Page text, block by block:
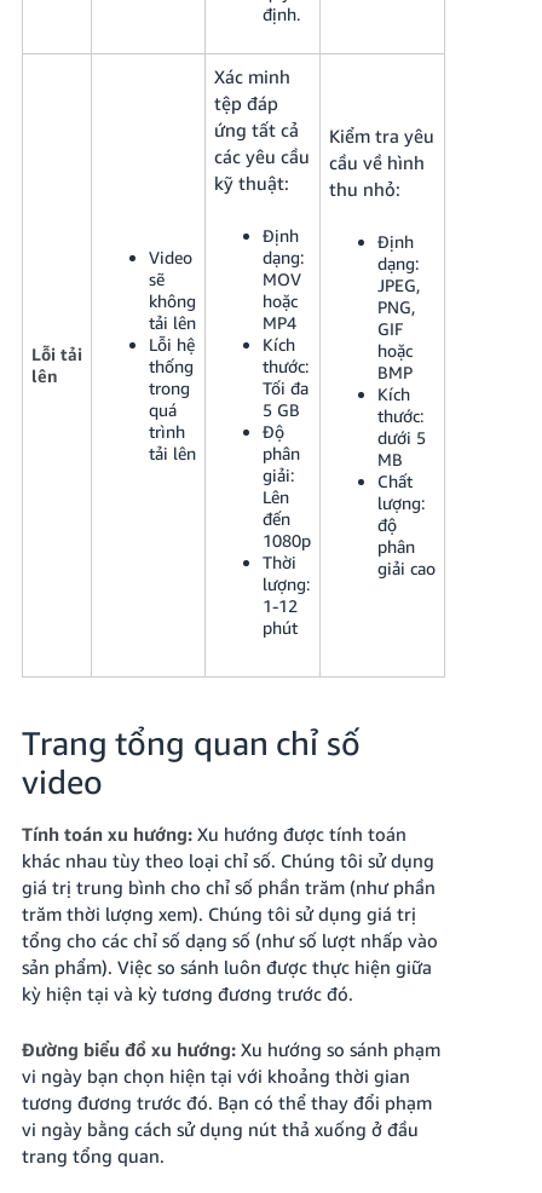
định.
Lỗi tải
lên
Video
sẽ
không
tải lên
Lỗi hệ
thống
trong
quá
trình
tải lên
Xác minh
tệp đáp
ứng tất cả
các yêu cầu
kỹ thuật:
Định
dạng:
MOV
hoặc
MP4
Kích
thước:
Tối đa
5 GB
Độ
phân
giải:
Lên
đến
1080p
Thời
lượng:
1-12
phút
Kiểm tra yêu
cầu về hình
thu nhỏ:
Định
dạng:
JPEG,
PNG,
GIF
hoặc
BMP
Kích
thước:
dưới 5
MB
Chất
lượng:
độ
phân
giải cao
Trang tổng quan chỉ số
video
Tính toán xu hướng:Xu hướng được tính toán
khác nhau tùy theo loại chỉ số. Chúng tôi sử dụng
giá trị trung bình cho chỉ số phần trăm (như phần
trăm thời lượng xem). Chúng tôi sử dụng giá trị
tổng cho các chỉ số dạng số (như số lượt nhấp vào
sản phẩm). Việc so sánh luôn được thực hiện giữa
kỳ hiện tại và kỳ tương đương trước đó.
Đường biểu đồ xu hướng:Xu hướng so sánh phạm
vi ngày bạn chọn hiện tại với khoảng thời gian
tương đương trước đó. Bạn có thể thay đổi phạm
vi ngày bằng cách sử dụng nút thả xuống ở đầu
trang tổng quan.